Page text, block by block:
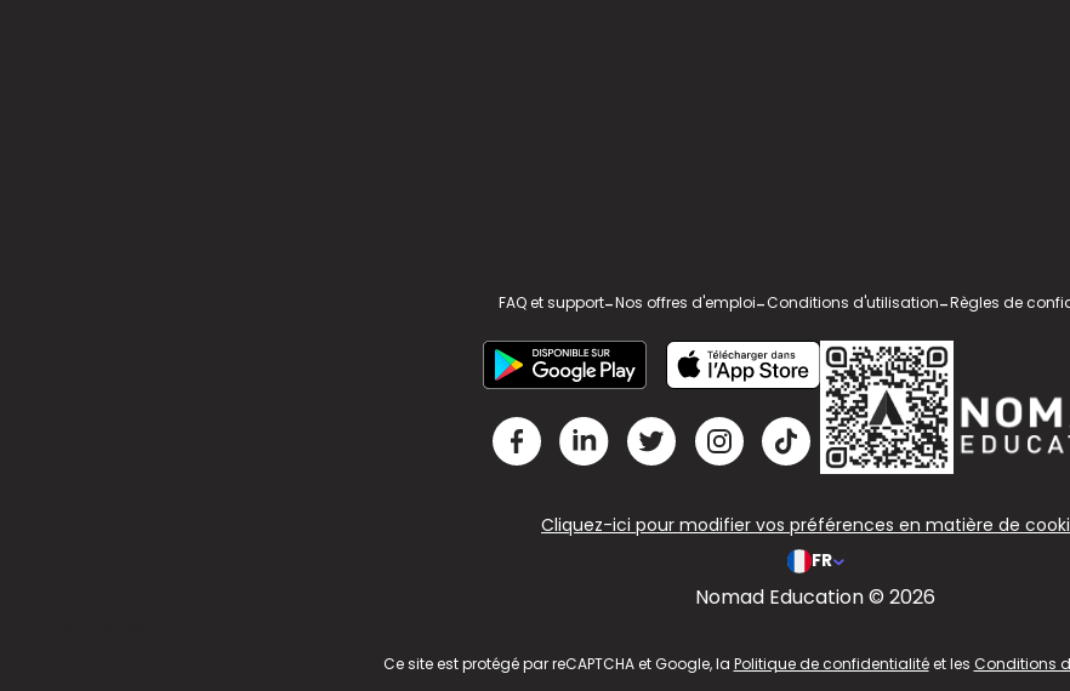
FAQ et support-Nos offres d'emploi-Conditions d'utilisation-Règles de
Cliquez-ici pour modifier vos préférences en matière de
FR
Nomad Education © 2026
Ce site est protégé par reCAPTCHA et Google, la Politique de confidentialitéet les Conditions